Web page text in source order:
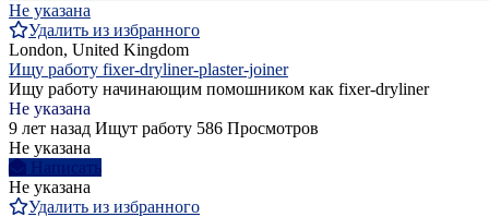
Не указана
Удалить из избранного
London, United Kingdom
Ищу работу fixer-dryliner-plaster-joiner
Ищу работу начинающим помошником как fixer-dryliner
Не указана
9 лет назад Ищут работу 586 Просмотров
Не указана
Написать
Не указана
Удалить из избранного